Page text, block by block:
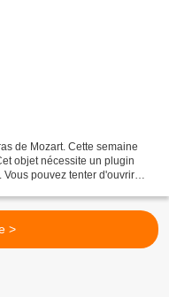
de Mozart. Cette semaine
objet nécessite un plugin
pouvez tenter d'ouvrir
>